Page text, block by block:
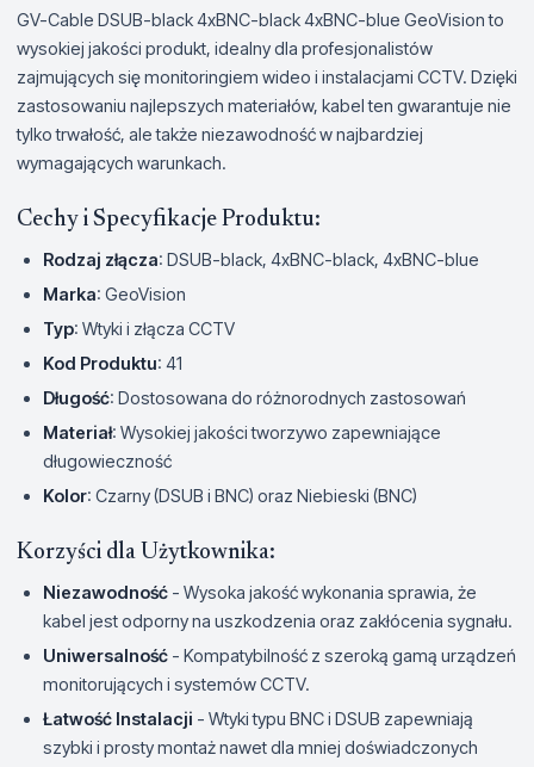
GV-Cable DSUB-black 4xBNC-black 4xBNC-blue GeoVision to
wysokiej jakości produkt, idealny dla profesjonalistów
zajmujących się monitoringiem wideo i instalacjami CCTV. Dzięki
zastosowaniu najlepszych materiałów, kabel ten gwarantuje nie
tylko trwałość, ale także niezawodność w najbardziej
wymagających warunkach.
Cechy i Specyfikacje Produktu:
Rodzaj złącza: DSUB-black, 4xBNC-black, 4xBNC-blue
Marka: GeoVision
Typ: Wtyki i złącza CCTV
Kod Produktu: 41
Długość: Dostosowana do różnorodnych zastosowań
Materiał: Wysokiej jakości tworzywo zapewniające
długowieczność
Kolor: Czarny (DSUB i BNC) oraz Niebieski (BNC)
Korzyści dla Użytkownika:
Niezawodność - Wysoka jakość wykonania sprawia, że
kabel jest odporny na uszkodzenia oraz zakłócenia sygnału.
Uniwersalność - Kompatybilność z szeroką gamą urządzeń
monitorujących i systemów CCTV.
Łatwość Instalacji - Wtyki typu BNC i DSUB zapewniają
szybki i prosty montaż nawet dla mniej doświadczonych